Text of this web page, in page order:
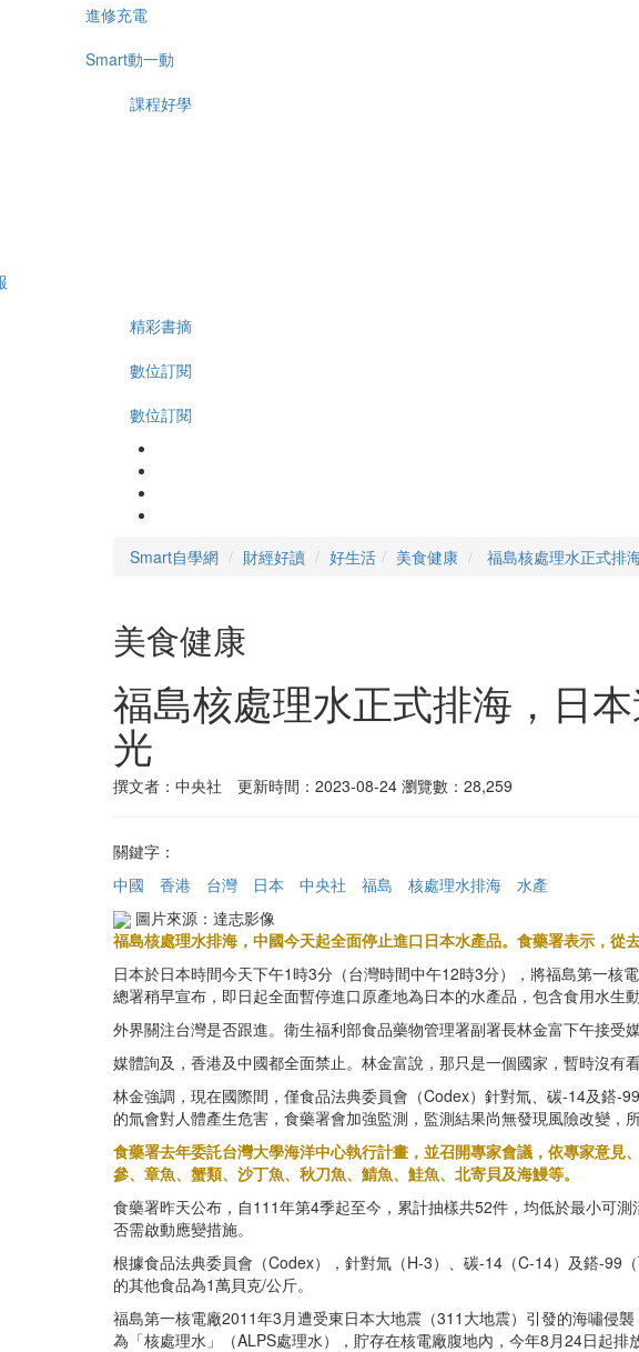
進修充電
Smart動一動
課程好學
精彩書摘
數位訂閱
數位訂閱
Smart自學網 財經好讀 好生活 美食健康 福島核處理水正式排
美食健康
福島核處理水正式排海，日
光
撰文者：中央社 更新時間：2023-08-24 瀏覽數：28,259
關鍵字：
中國
香港 台灣 日本 中央社 福島 核處理水排海
水產
圖片來源：達志影像
福島核處理水排海，中國今天起全面停止進口日本水產品。食藥署表示，從
日本於日本時間今天下午1時3分（台灣時間中午12時3分），將福島第一
總署稍早宣布，即日起全面暫停進口原產地為日本的水產品，包含食用水生動
外界關注台灣是否跟進。衛生福利部食品藥物管理署副署長林金富下午接受
媒體詢及，香港及中國都全面禁止。林金富說，那只是一個國家，暫時沒有
林金強調，現在國際間，僅食品法典委員會（Codex）針對氚、碳-14及鎝-
的氚會對人體產生危害，食藥署會加強監測，監測結果尚無發現風險改變，
食藥署去年委託台灣大學海洋中心執行計畫，並召開專家會議，依專家意
參、章魚、蟹類、沙丁魚、秋刀魚、鯖魚、鮭魚、北寄貝及海鰻等。
食藥署昨天公布，自111年第4季起至今，累計抽樣共52件，均低於最小可
否需啟動應變措施。
根據食品法典委員會（Codex），針對氚（H-3）、碳-14（C-14）及鎝-99
的其他食品為1萬貝克/公斤。
福島第一核電廠2011年3月遭受東日本大地震（311大地震）引發的海嘯侵
為「核處理水」（ALPS處理水），貯存在核電廠腹地內，今年8月24日起排